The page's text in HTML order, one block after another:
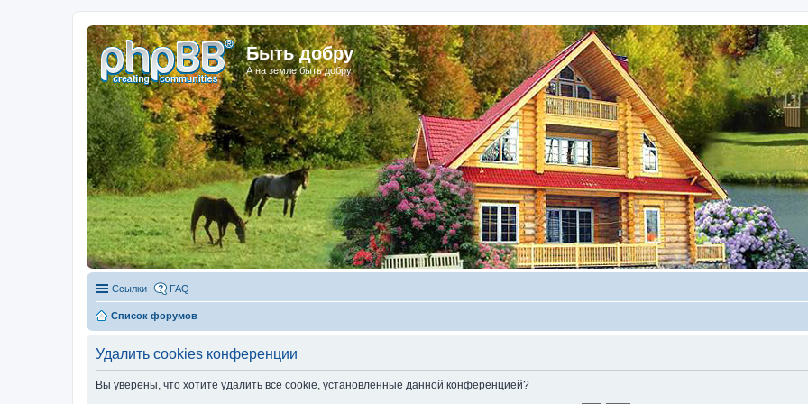
Быть добру
А на земле быть добру!
Ссылки FAQ
Список форумов
Удалить cookies конференции
Вы уверены, что хотите удалить все cookie, установленные данной конференцией?